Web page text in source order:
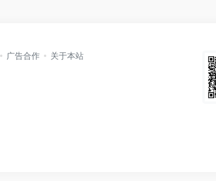
广告合作 关于本站